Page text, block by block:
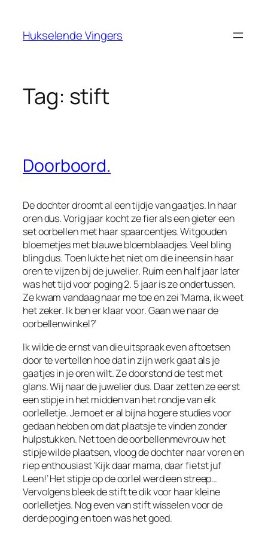
Hukselende Vingers
Tag: stift
Doorboord.
De dochter droomt al een tijdje van gaatjes. In haar
oren dus. Vorig jaar kocht ze fier als een gieter een
set oorbellen met haar spaarcentjes. Witgouden
bloemetjes met blauwe bloemblaadjes. Veel bling
bling dus. Toen lukte het niet om die ineens in haar
oren te vijzen bij de juwelier. Ruim een half jaar later
was het tijd voor poging 2. 5 jaar is ze ondertussen.
Ze kwam vandaag naar me toe en zei ‘Mama, ik weet
het zeker. Ik ben er klaar voor. Gaan we naar de
oorbellenwinkel?’
Ik wilde de ernst van die uitspraak even aftoetsen
door te vertellen hoe dat in zijn werk gaat als je
gaatjes in je oren wilt. Ze doorstond de test met
glans. Wij naar de juwelier dus. Daar zetten ze eerst
een stipje in het midden van het rondje van elk
oorlelletje. Je moet er al bijna hogere studies voor
gedaan hebben om dat plaatsje te vinden zonder
hulpstukken. Net toen de oorbellenmevrouw het
stipje wilde plaatsen, vloog de dochter naar voren en
riep enthousiast ‘Kijk daar mama, daar fietst juf
Leen!’ Het stipje op de oorlel werd een streep…
Vervolgens bleek de stift te dik voor haar kleine
oorlelletjes. Nog even van stift wisselen voor de
derde poging en toen was het goed.